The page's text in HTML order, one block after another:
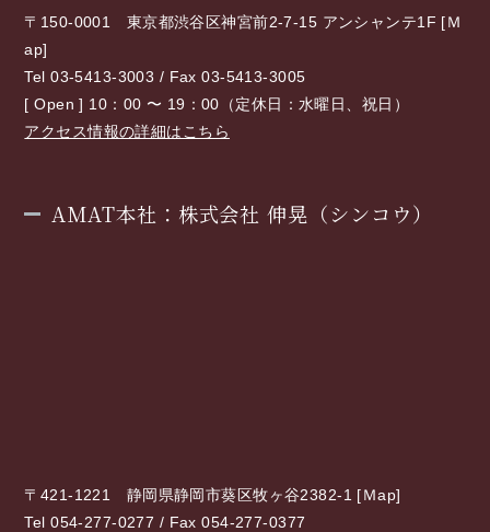
〒150-0001 東京都渋谷区神宮前2-7-15 アンシャンテ1F [Ｍ
ap]
Tel 03-5413-3003 / Fax 03-5413-3005
[ Open ] 10：00 〜 19：00（定休日：水曜日、祝日）
アクセス情報の詳細はこちら
AMAT本社：株式会社 伸晃（シンコウ）
〒421-1221 静岡県静岡市葵区牧ヶ谷2382-1 [Ｍap]
Tel 054-277-0277 / Fax 054-277-0377